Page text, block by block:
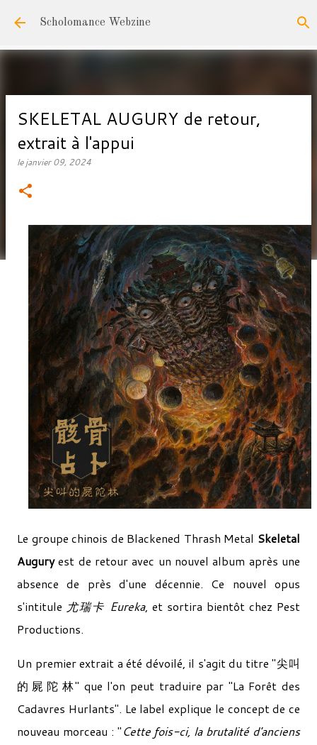
Accéder au contenu principal
Scholomance Webzine
SKELETAL AUGURY de retour,
extrait à l'appui
lejanvier 09, 2024
Le groupe chinois de Blackened Thrash Metal Skeletal
Auguryest de retour avec un nouvel album après une
absence de près d'une décennie. Ce nouvel opus
s'intitule 尤瑞卡 Eureka, et sortira bientôt chez Pest
Productions.
Un premier extrait a été dévoilé, il s'agit du titre "尖​叫​
的​屍​陀​林" que l'on peut traduire par "La Forêt des
Cadavres Hurlants". Le label explique le concept de ce
nouveau morceau : "Cette fois-ci, la brutalité d'anciens